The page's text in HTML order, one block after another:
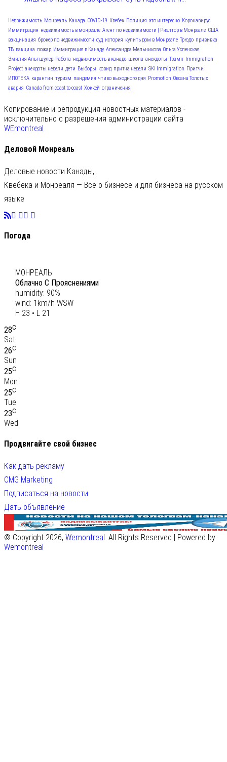
Недвижимость Монреаль Канада COVID-19 Квебек Полиция это интересно Коронавирус
Иммиграция недвижимость в монреале Агент по недвижимости | Риэлтор в Монреале США
вакцинация брокер по недвижимости суд история купить дом в Монреале Трюдо прививка
ТВ вакцина пожар Иммиграция в Канаду Александра Мельникова Ольга Успенская
Эмилия Альтшулер Работа недвижимость в канаде школа анекдоты Трамп
Immigration
Project анекдоты недели дети Выборы ковид притча недели SKI Immigration Притчи
ИПОТЕКА карантин туризм пандемия чтиво выходного дня Promotion Оксана Толстых
авария Canada from coast to coast Хоккей ограничения
Копирование и репродукция новостных материалов -
исключительно с разрешения администрации сайта
WEmontreal
Деловой Монреаль
Деловые новости Канады,
Квебека и Монреаля — Всё о бизнесе и для бизнеса на русском
языке
Погода
МОНРЕАЛЬ
Облачно С Прояснениями
humidity: 90%
wind: 1km/h WSW
H 23 • L 21
28C
Sat
26C
Sun
25C
Mon
25C
Tue
23C
Wed
Продвигайте свой бизнес
Как дать рекламу
CMG Marketing
Подписаться на новости
Дать объявление
© Copyright 2026, Wemontreal. All Rights Reserved | Powered by
Wemontreal